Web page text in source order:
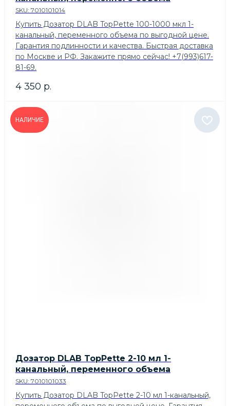
SKU: 7010101014
Купить Дозатор DLAB TopPette 100-1000 мкл 1-
канальный, переменного объема по выгодной цене.
Гарантия подлинности и качества. Быстрая доставка
по Москве и РФ. Закажите прямо сейчас! +7(993)617-
81-69.
4 350 р.
НАЛИЧИЕ
Дозатор DLAB TopPette 2-10 мл 1-
канальный, переменного объема
SKU: 7010101033
Купить Дозатор DLAB TopPette 2-10 мл 1-канальный,